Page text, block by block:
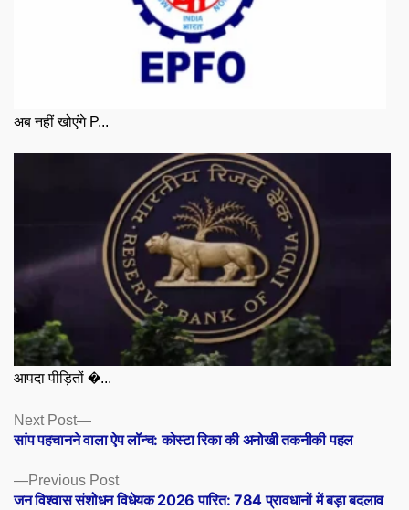
अब नहीं खोएंगे P...
आपदा पीड़ितों �...
Posts
navigation
Previous PostPrevious
post:
जन विश्वास संशोधन विधेयक 2026 पारित: 784 प्रावधानों में बड़ा बदलाव
Next Post
Next
post:
सांप पहचानने वाला ऐप लॉन्च: कोस्टा रिका की अनोखी तकनीकी पहल